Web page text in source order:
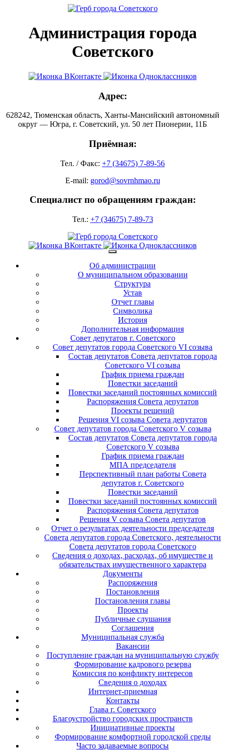
Администрация города
Советского
Адрес:
628242, Тюменская область, Ханты-Мансийский автономный
округ — Югра, г. Советский, ул. 50 лет Пионерии, 11Б
Приёмная:
Тел. / Факс: +7 (34675) 7-89-56
E-mail: gorod@sovrnhmao.ru
Специалист по обращениям граждан:
Тел.: +7 (34675) 7-89-73
Об администрации
О муниципальном образовании
Структура
Устав
Отчет главы
Символика
История
Дополнительная информация
Совет депутатов г. Советского
Совет депутатов города Советского VI созыва
Состав депутатов Совета депутатов города
Советского VI созыва
График приема граждан
Повестки заседаний
Повестки заседаний постоянных комиссий
Распоряжения Совета депутатов
Проекты решений
Решения VI созыва Совета депутатов
Совет депутатов города Советского V созыва
Состав депутатов Совета депутатов города
Советского V созыва
График приема граждан
МПА председателя
Перспективный план работы Совета
депутатов г. Советского
Повестки заседаний
Повестки заседаний постоянных комиссий
Распоряжения Совета депутатов
Решения V созыва Совета депутатов
Отчет о результатах деятельности председателя
Совета депутатов города Советского, деятельности
Совета депутатов города Советского
Сведения о доходах, расходах, об имуществе и
обязательствах имущественного характера
Документы
Распоряжения
Постановления
Постановления главы
Проекты
Публичные слушания
Соглашения
Муниципальная служба
Вакансии
Поступление граждан на муниципальную службу
Формирование кадрового резерва
Комиссия по конфликту интересов
Сведения о доходах
Интернет-приемная
Контакты
Глава г. Советского
Благоустройство городских пространств
Инициативные проекты
Формирование комфортной городской среды
Часто задаваемые вопросы